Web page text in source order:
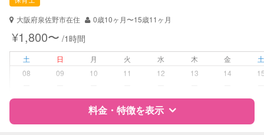
対応可能/特徴
送迎サポート
病児対応 病児、病後児、ともに不可
音楽レッスン
絵・工作レッスン
大阪府泉佐野市在住
0歳10ヶ月〜15歳11ヶ月
¥1,800〜 /1時間
土 日 月 火 水 木 金
08
09 10 11 12 13 14
料金・特徴を表示